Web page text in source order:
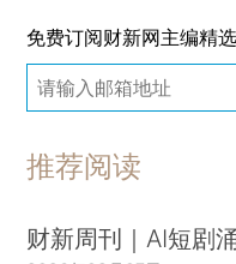
免费订阅财新网主编精
推荐阅读
财新周刊｜AI短剧